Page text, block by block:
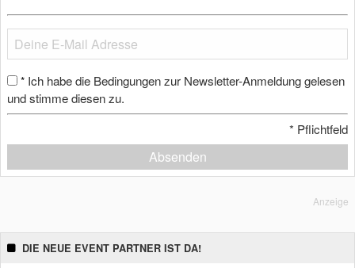
* Ich habe die Bedingungen zur Newsletter-Anmeldung gelesen
und stimme diesen zu.
* Pflichtfeld
Absenden
Anzeige
DIE NEUE EVENT PARTNER IST DA!